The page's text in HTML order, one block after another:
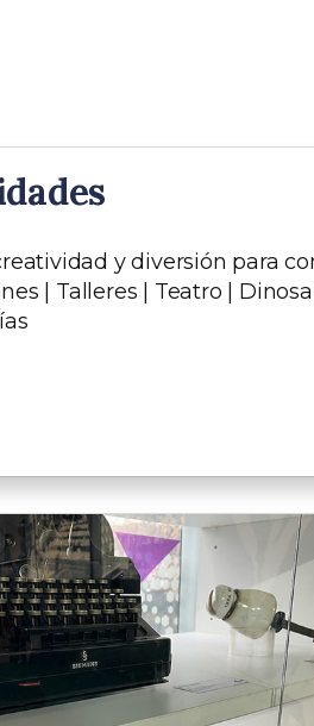
y diversión para
| Talleres | Teatro |